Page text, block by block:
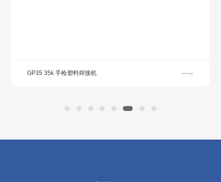
GP35 35k 手枪塑料焊接机